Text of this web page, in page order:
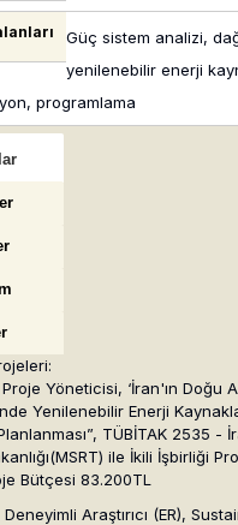
Güç sistem analizi,
yenilenebilir enerji
programlama
Yöneticisi, ‘İran'ın Doğu
Yenilenebilir Enerji
TÜBİTAK 2535 -
ile İkili İşbirliği
Bütçesi 83.200TL
Araştırıcı (ER),